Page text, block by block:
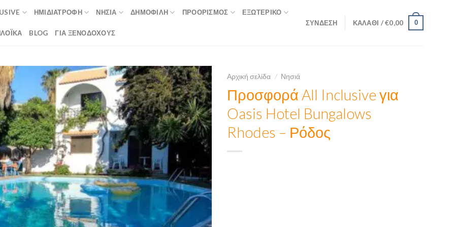
ΗΜΙΔΙΑΤΡΟΦΉ ΝΗΣΙΆ ΔΗΜΟΦΙΛΉ ΠΡΟΟΡΙΣΜΟΣ ΕΞΩΤΕΡΙΚΌ
BLOG ΓΙΑ ΞΕΝΟΔΟΧΟΥΣ
ΣΎΝΔΕΣΗ ΚΑΛΆΘΙ /€0,00 0
Αρχική σελίδα / Νησιά
Προσφορά All Inclusive για
Oasis Hotel Bungalows
Rhodes – Ρόδος